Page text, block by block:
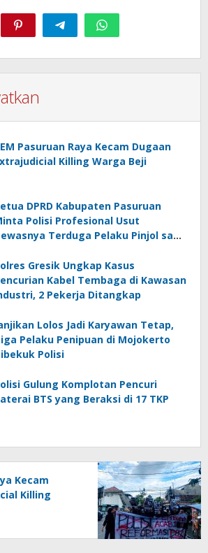
Pasuruan Raya Kecam Dugaan
Killing Warga Beji
DPRD Kabupaten Pasuruan
Polisi Profesional Usut
Terduga Pelaku Pinjol saat
Gresik Ungkap Kasus
Kabel Tembaga di Kawasan
2 Pekerja Ditangkap
Lolos Jadi Karyawan Tetap,
Pelaku Penipuan di Mojokerto
Polisi
Gulung Komplotan Pencuri
BTS yang Beraksi di 17 TKP
Kecam
Killing